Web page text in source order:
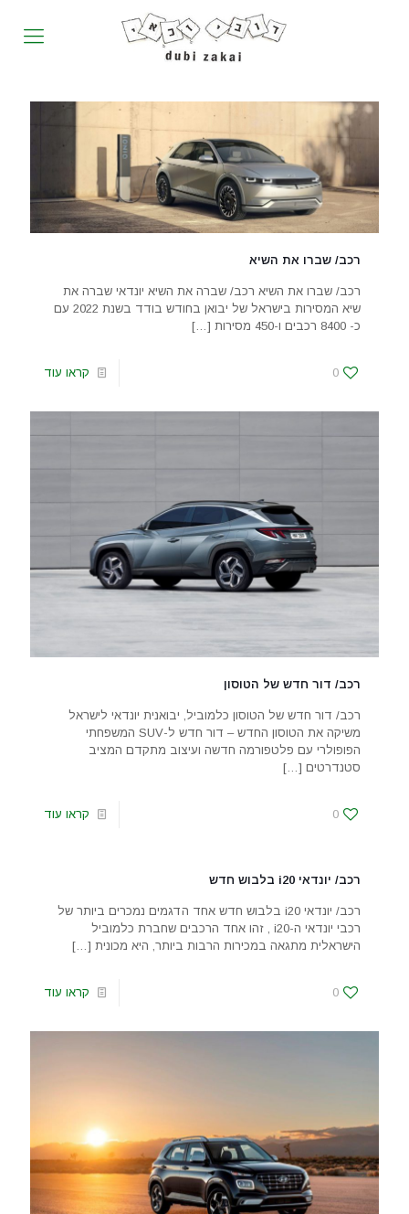
רכב/ שברו את השיא
רכב/ שברו את השיא רכב/ שברה את השיא יונדאי שברה את
שיא המסירות בישראל של יבואן בחודש בודד בשנת 2022 עם
כ- 8400 רכבים ו-450 מסירות
[…]
0 קראו עוד
רכב/ דור חדש של הטוסון
רכב/ דור חדש של הטוסון כלמוביל, יבואנית יונדאי לישראל
משיקה את הטוסון החדש – דור חדש ל-SUV המשפחתי
הפופולרי עם פלטפורמה חדשה ועיצוב מתקדם המציב
סטנדרטים […]
0 קראו עוד
רכב/ יונדאי i20 בלבוש חדש
רכב/ יונדאי i20 בלבוש חדש אחד הדגמים נמכרים ביותר של
רכבי יונדאי ה-i20 , זהו אחד הרכבים שחברת כלמוביל
הישראלית מתגאה במכירות הרבות ביותר, היא מכונית […]
0 קראו עוד